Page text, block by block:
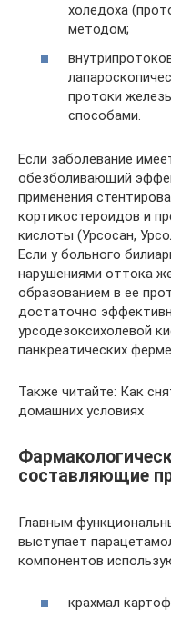
холедоха
методом;
протоки
способами.
Если заболевание
обезболивающий
применения
кортикостероидов и
кислоты (Урсосан,
Если у больного
нарушениями оттока
образованием в ее
достаточно
урсодезоксихолевой
панкреатических
Также читайте: Как
домашних условиях
составляющие
Главным
выступает
компонентов
крахмал